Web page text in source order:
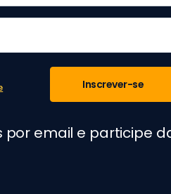
Inscrever-se
email e participe